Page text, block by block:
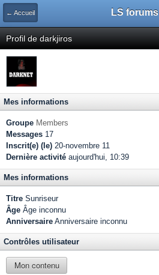
← Accueil LS forums
Profil de darkjiros
Mes informations
Groupe Members
Messages 17
Inscrit(e) (le) 20-novembre 11
Dernière activité aujourd'hui, 10:39
Mes informations
Titre Sunriseur
Âge Âge inconnu
Anniversaire Anniversaire inconnu
Contrôles utilisateur
Mon contenu